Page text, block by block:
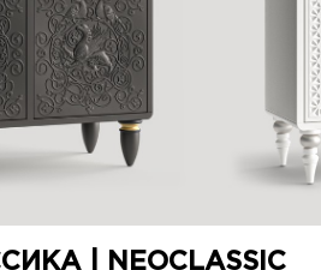
| NEOCLASSIC